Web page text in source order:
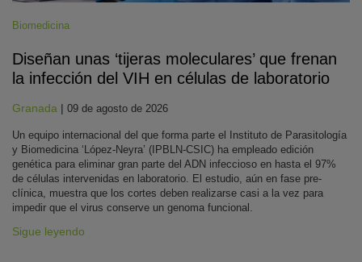
Biomedicina
Diseñan unas ‘tijeras moleculares’ que frenan
la infección del VIH en células de laboratorio
Granada | 09 de agosto de 2026
Un equipo internacional del que forma parte el Instituto de Parasitología
y Biomedicina ‘López-Neyra’ (IPBLN-CSIC) ha empleado edición
genética para eliminar gran parte del ADN infeccioso en hasta el 97%
de células intervenidas en laboratorio. El estudio, aún en fase pre-
clínica, muestra que los cortes deben realizarse casi a la vez para
impedir que el virus conserve un genoma funcional.
Sigue leyendo